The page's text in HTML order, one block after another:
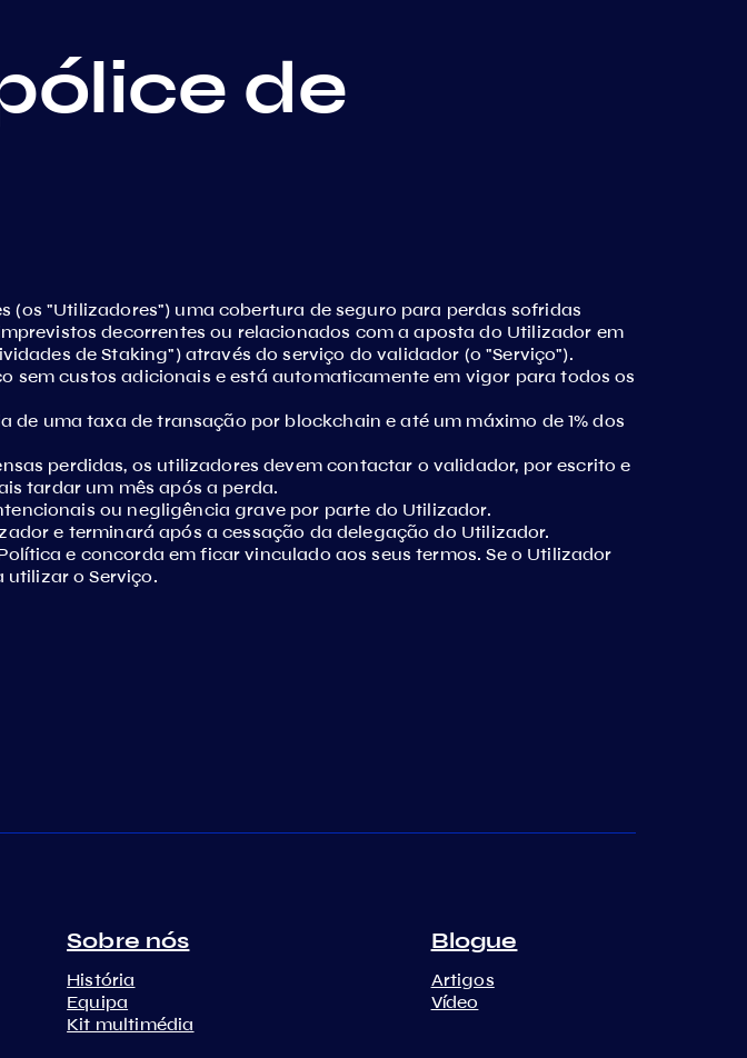
de
(os "Utilizadores") uma cobertura de seguro para perdas sofridas
decorrentes ou relacionados com a aposta do Utilizador em
de Staking") através do serviço do validador (o "Serviço").
sem custos adicionais e está automaticamente em vigor para todos os
uma taxa de transação por blockchain e até um máximo de 1% dos
perdidas, os utilizadores devem contactar o validador, por escrito e
tardar um mês após a perda.
ou negligência grave por parte do Utilizador.
e terminará após a cessação da delegação do Utilizador.
e concorda em ficar vinculado aos seus termos. Se o Utilizador
utilizar o Serviço.
Sobre nós
História
Equipa
Kit multimédia
Blogue
Artigos
Vídeo